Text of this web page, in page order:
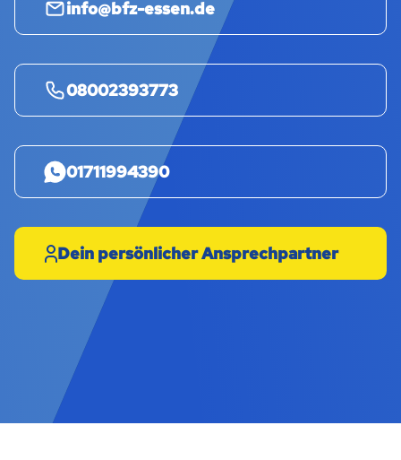
info@bfz-essen.de
08002393773
01711994390
Dein persönlicher Ansprechpartner